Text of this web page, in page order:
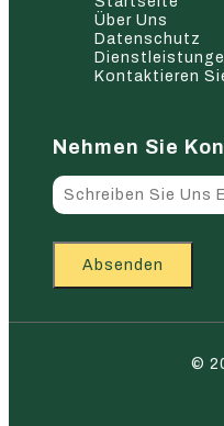
Über Uns
Datenschutz
Kontaktieren
Nehmen Sie
Absenden
©